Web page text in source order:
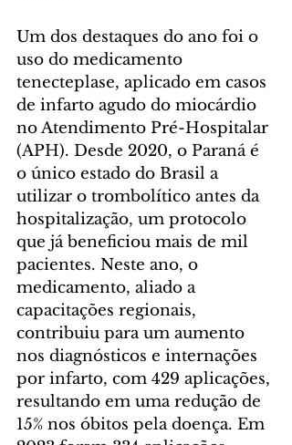
Um dos destaques do ano foi o
uso do medicamento
tenecteplase, aplicado em casos
de infarto agudo do miocárdio
no Atendimento Pré-Hospitalar
(APH). Desde 2020, o Paraná é
o único estado do Brasil a
utilizar o trombolítico antes da
hospitalização, um protocolo
que já beneficiou mais de mil
pacientes. Neste ano, o
medicamento, aliado a
capacitações regionais,
contribuiu para um aumento
nos diagnósticos e internações
por infarto, com 429 aplicações,
resultando em uma redução de
15% nos óbitos pela doença. Em